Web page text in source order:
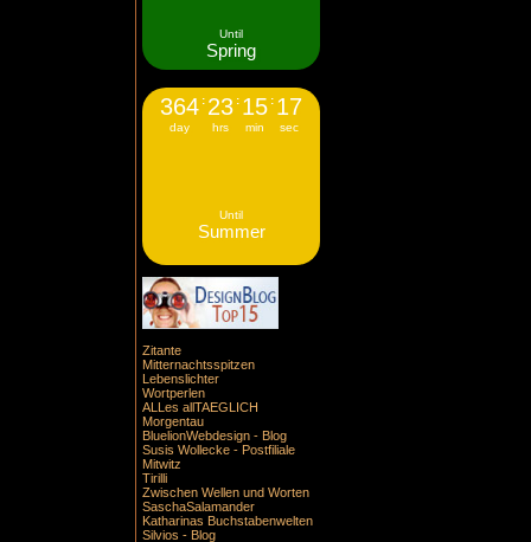
Until
Spring
364
day
: 23
hrs
: 15
min
: 17
sec
Until
Summer
Zitante
Mitternachtsspitzen
Lebenslichter
Wortperlen
ALLes allTAEGLICH
Morgentau
BluelionWebdesign - Blog
Susis Wollecke - Postfiliale
Mitwitz
Tirilli
Zwischen Wellen und Worten
SaschaSalamander
Katharinas Buchstabenwelten
Silvios - Blog